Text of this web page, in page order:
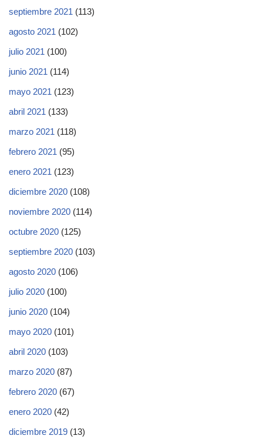
septiembre 2021 (113)
agosto 2021 (102)
julio 2021 (100)
junio 2021 (114)
mayo 2021 (123)
abril 2021 (133)
marzo 2021 (118)
febrero 2021 (95)
enero 2021 (123)
diciembre 2020 (108)
noviembre 2020 (114)
octubre 2020 (125)
septiembre 2020 (103)
agosto 2020 (106)
julio 2020 (100)
junio 2020 (104)
mayo 2020 (101)
abril 2020 (103)
marzo 2020 (87)
febrero 2020 (67)
enero 2020 (42)
diciembre 2019 (13)